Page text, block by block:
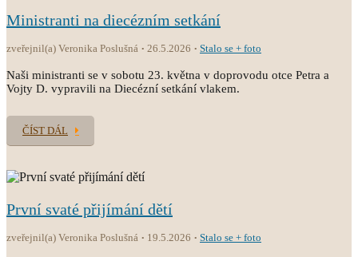
Ministranti na diecézním setkání
zveřejnil(a) Veronika Poslušná 26.5.2026 Stalo se + foto
Naši ministranti se v sobotu 23. května v doprovodu otce Petra a
Vojty D. vypravili na Diecézní setkání vlakem.
ČÍST DÁL
První svaté přijímání dětí
zveřejnil(a) Veronika Poslušná 19.5.2026 Stalo se + foto